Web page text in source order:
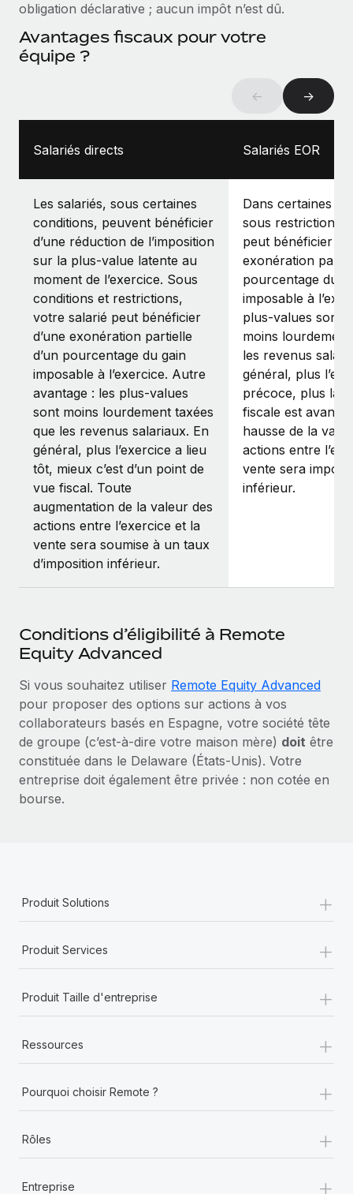
obligation déclarative ; aucun impôt n’est dû.
Avantages fiscaux pour votre
équipe ?
← →
Salariés directs Salariés EOR
Les salariés, sous certaines
conditions, peuvent bénéficier
d’une réduction de l’imposition
sur la plus-value latente au
moment de l’exercice. Sous
conditions et restrictions,
votre salarié peut bénéficier
d’une exonération partielle
d’un pourcentage du gain
imposable à l’exercice. Autre
avantage : les plus-values
sont moins lourdement taxées
que les revenus salariaux. En
général, plus l’exercice a lieu
tôt, mieux c’est d’un point de
vue fiscal. Toute
augmentation de la valeur des
actions entre l’exercice et la
vente sera soumise à un taux
d’imposition inférieur.
Dans certaines
sous restrictions,
peut bénéficier
exonération
pourcentage du
imposable à
plus-values sont
moins
les revenus
général, plus
précoce, plus la
fiscale est
hausse de la
actions entre
vente sera
inférieur.
Conditions d’éligibilité à Remote
Equity Advanced
Si vous souhaitez utiliser Remote Equity Advanced
pour proposer des options sur actions à vos
collaborateurs basés en Espagne, votre société tête
de groupe (c’est‑à‑dire votre maison mère) doit être
constituée dans le Delaware (États-Unis). Votre
entreprise doit également être privée : non cotée en
bourse.
Produit Solutions +
Produit Services +
Produit Taille d'entreprise +
Ressources +
Pourquoi choisir Remote ? +
Rôles +
Entreprise +